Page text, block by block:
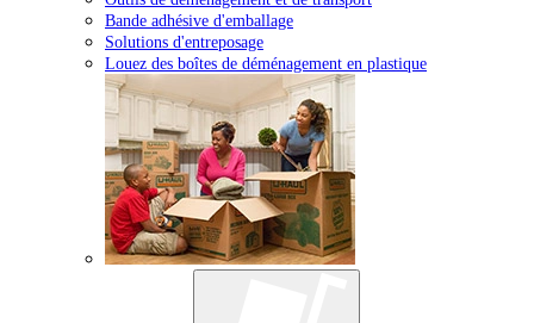
Bande adhésive d'emballage
Solutions d'entreposage
Louez des boîtes de déménagement en plastique